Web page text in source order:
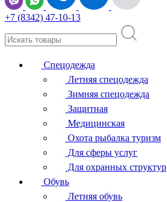
+7 (8342) 47-10-13
Спецодежда
Летняя спецодежда
Зимняя спецодежда
Защитная
Медицинская
Охота рыбалка туризм
Для сферы услуг
Для охранных структур
Обувь
Летняя обувь